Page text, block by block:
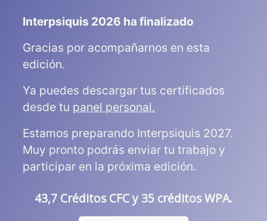
Interpsiquis 2026 ha finalizado
Gracias por acompañarnos en esta
edición.
Ya puedes descargar tus certificados
desde tu panel personal.
Estamos preparando Interpsiquis 2027.
Muy pronto podrás enviar tu trabajo y
participar en la próxima edición.
43,7 Créditos CFC y 35 créditos WPA.